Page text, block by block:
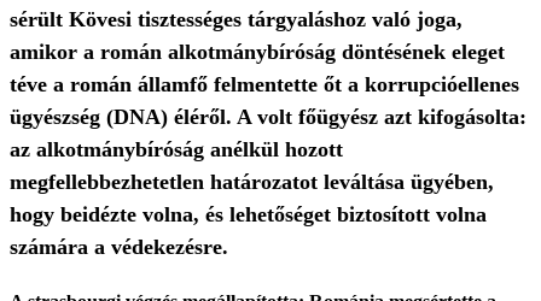
sérült Kövesi tisztességes tárgyaláshoz való joga,
amikor a román alkotmánybíróság döntésének eleget
téve a román államfő felmentette őt a korrupcióellenes
ügyészség (DNA) éléről. A volt főügyész azt kifogásolta:
az alkotmánybíróság anélkül hozott
megfellebbezhetetlen határozatot leváltása ügyében,
hogy beidézte volna, és lehetőséget biztosított volna
számára a védekezésre.